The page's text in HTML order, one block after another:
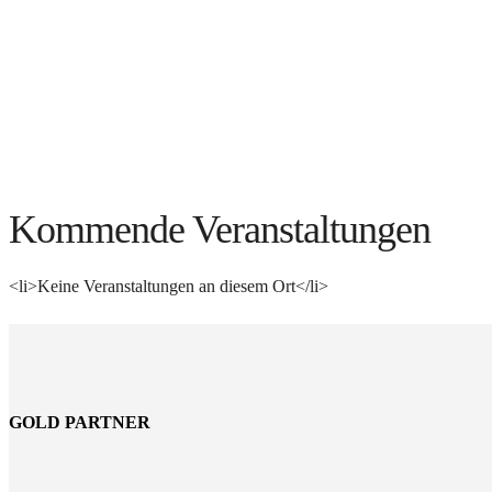
Kommende Veranstaltungen
<li>Keine Veranstaltungen an diesem Ort</li>
GOLD PARTNER